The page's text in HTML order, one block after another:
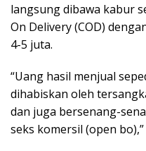
langsung dibawa kabur
On Delivery (COD)
4-5 juta.
“Uang hasil menjual
dihabiskan oleh
dan juga bersenang-
seks komersil (open